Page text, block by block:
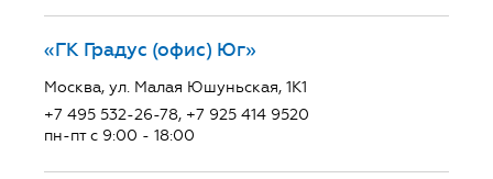
«ГК Градус (офис) Юг»
Москва, ул. Малая Юшуньская, 1К1
+7 495 532-26-78, +7 925 414 9520
пн-пт с 9:00 - 18:00